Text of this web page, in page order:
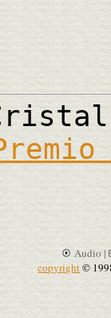
Audio |
copyright©